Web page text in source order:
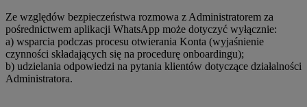
Ze względów bezpieczeństwa rozmowa z Administratorem za
pośrednictwem aplikacji WhatsApp może dotyczyć wyłącznie:
a) wsparcia podczas procesu otwierania Konta (wyjaśnienie
czynności składających się na procedurę onboardingu);
b) udzielania odpowiedzi na pytania klientów dotyczące działalności
Administratora.